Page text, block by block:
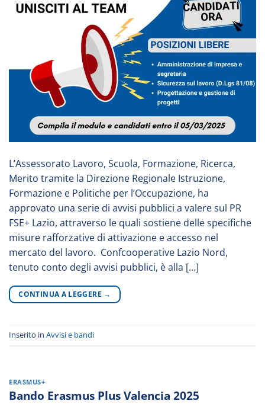
L’Assessorato Lavoro, Scuola, Formazione, Ricerca,
Merito tramite la Direzione Regionale Istruzione,
Formazione e Politiche per l’Occupazione, ha
approvato una serie di avvisi pubblici a valere sul PR
FSE+ Lazio, attraverso le quali sostiene delle specifiche
misure rafforzative di attivazione e accesso nel
mercato del lavoro. Confcooperative Lazio Nord,
tenuto conto degli avvisi pubblici, è alla […]
CONTINUA A LEGGERE →
Inserito in Avvisi e bandi
ERASMUS+
Bando Erasmus Plus Valencia 2025